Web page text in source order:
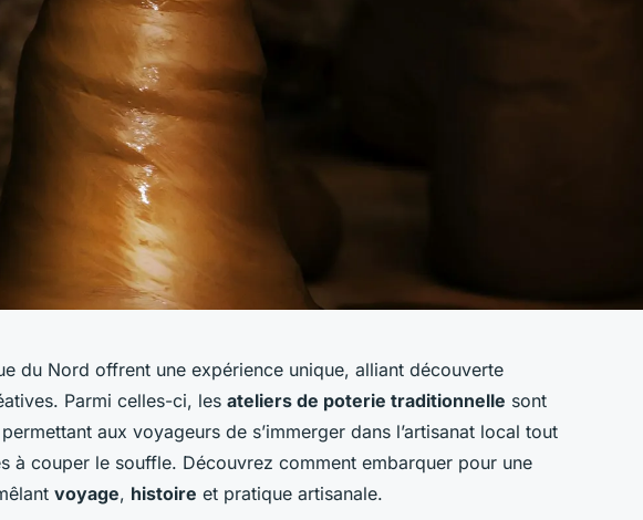
du Nord offrent une expérience unique, alliant découverte
Parmi celles-ci, les ateliers de poterie traditionnelle sont
aux voyageurs de s’immerger dans l’artisanat local tout
à couper le souffle. Découvrez comment embarquer pour une
voyage, histoire et pratique artisanale.